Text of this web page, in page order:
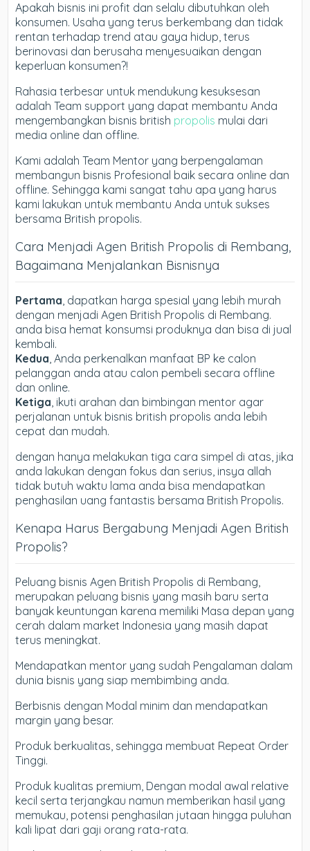
Apakah bisnis ini profit dan selalu dibutuhkan oleh
konsumen. Usaha yang terus berkembang dan tidak
rentan terhadap trend atau gaya hidup, terus
berinovasi dan berusaha menyesuaikan dengan
keperluan konsumen?!
Rahasia terbesar untuk mendukung kesuksesan
adalah Team support yang dapat membantu Anda
mengembangkan bisnis british propolis mulai dari
media online dan offline.
Kami adalah Team Mentor yang berpengalaman
membangun bisnis Profesional baik secara online dan
offline. Sehingga kami sangat tahu apa yang harus
kami lakukan untuk membantu Anda untuk sukses
bersama British propolis.
Cara Menjadi Agen British Propolis di Rembang,
Bagaimana Menjalankan Bisnisnya
Pertama, dapatkan harga spesial yang lebih murah
dengan menjadi Agen British Propolis di Rembang.
anda bisa hemat konsumsi produknya dan bisa di jual
kembali.
Kedua, Anda perkenalkan manfaat BP ke calon
pelanggan anda atau calon pembeli secara offline
dan online.
Ketiga, ikuti arahan dan bimbingan mentor agar
perjalanan untuk bisnis british propolis anda lebih
cepat dan mudah.
dengan hanya melakukan tiga cara simpel di atas, jika
anda lakukan dengan fokus dan serius, insya allah
tidak butuh waktu lama anda bisa mendapatkan
penghasilan uang fantastis bersama British Propolis.
Kenapa Harus Bergabung Menjadi Agen British
Propolis?
Peluang bisnis Agen British Propolis di Rembang,
merupakan peluang bisnis yang masih baru serta
banyak keuntungan karena memiliki Masa depan yang
cerah dalam market Indonesia yang masih dapat
terus meningkat.
Mendapatkan mentor yang sudah Pengalaman dalam
dunia bisnis yang siap membimbing anda.
Berbisnis dengan Modal minim dan mendapatkan
margin yang besar.
Produk berkualitas, sehingga membuat Repeat Order
Tinggi.
Produk kualitas premium, Dengan modal awal relative
kecil serta terjangkau namun memberikan hasil yang
memukau, potensi penghasilan jutaan hingga puluhan
kali lipat dari gaji orang rata-rata.